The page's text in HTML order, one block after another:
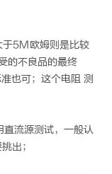
于5M欧姆则是比较
的不良品的最终
也可；这个电阻 测
流源测试，一般认
出；